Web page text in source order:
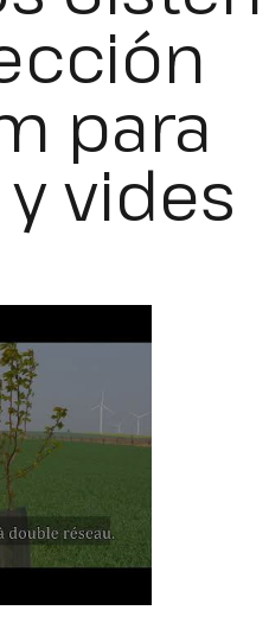
para
vides